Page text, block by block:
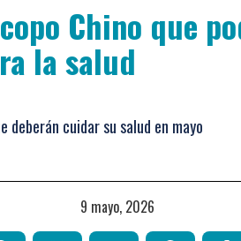
Chino que
la salud
deberán cuidar su salud en mayo
9 mayo, 2026